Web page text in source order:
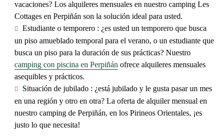
vacaciones? Los alquileres mensuales en nuestro camping Les
Cottages en Perpiñán son la solución ideal para usted.
Estudiante o temporero : ¿es usted un temporero que busca
un piso amueblado temporal para el verano, o un estudiante que
busca un piso para la duración de sus prácticas? Nuestro
camping con piscina en Perpiñán ofrece alquileres mensuales
asequibles y prácticos.
Situación de jubilado : ¿está jubilado y le gusta pasar un mes
en una región y otro en otra? La oferta de alquiler mensual en
nuestro camping de Perpiñán, en los Pirineos Orientales, ¡es
justo lo que necesita!